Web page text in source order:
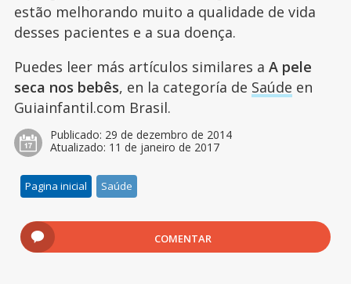
estão melhorando muito a qualidade de vida
desses pacientes e a sua doença.
Puedes leer más artículos similares a A pele
seca nos bebês, en la categoría de Saúde en
Guiainfantil.com Brasil.
Publicado: 29 de dezembro de 2014
Atualizado: 11 de janeiro de 2017
Pagina inicial Saúde
COMENTAR